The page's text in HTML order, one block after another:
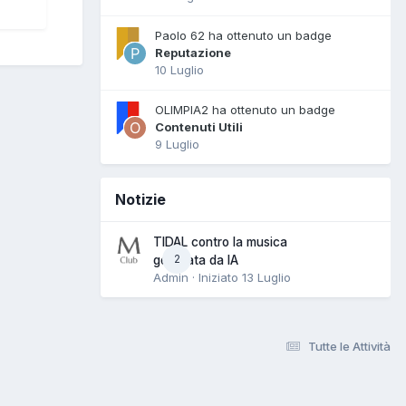
Paolo 62 ha ottenuto un badge
Reputazione
10 Luglio
OLIMPIA2 ha ottenuto un badge
Contenuti Utili
9 Luglio
Notizie
2
TIDAL contro la musica
generata da IA
Admin · Iniziato 13 Luglio
Tutte le Attività